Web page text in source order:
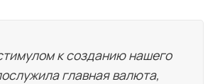
к ​​созданию нашего
главная валюта,